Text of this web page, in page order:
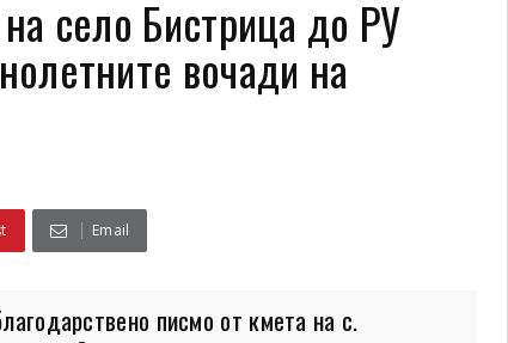
село Бистрица до РУ
вочади на
Email
писмо от кмета на с.